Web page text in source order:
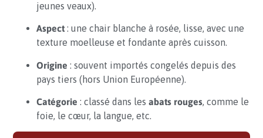
jeunes veaux).
Aspect: une chair blanche à rosée, lisse, avec une
texture moelleuse et fondante après cuisson.
Origine : souvent importés congelés depuis des
pays tiers (hors Union Européenne).
Catégorie : classé dans lesabats rouges, comme le
foie, le cœur, la langue, etc.